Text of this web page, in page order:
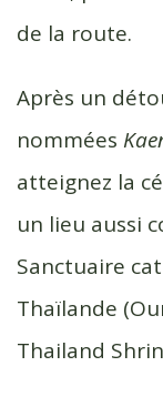
k
r
de la route.
Après un
nommées
atteignez la
un lieu aussi
Sanctuaire
Thaïlande
Thailand